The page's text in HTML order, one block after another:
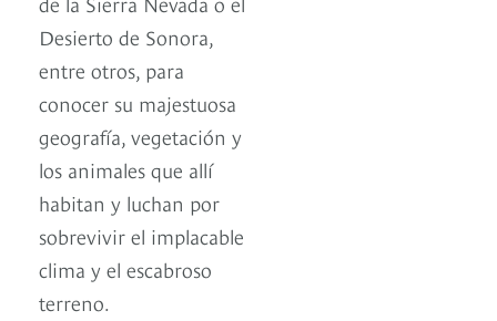
Desierto de Sonora,
entre otros, para
conocer su majestuosa
geografía, vegetación y
los animales que allí
habitan y luchan por
sobrevivir el implacable
clima y el escabroso
terreno.